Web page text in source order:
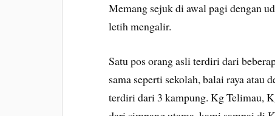
Memang sejuk di awal pagi dengan
letih mengalir.
Satu pos orang asli terdiri dari
sama seperti sekolah, balai raya atau
terdiri dari 3 kampung. Kg Telimau,